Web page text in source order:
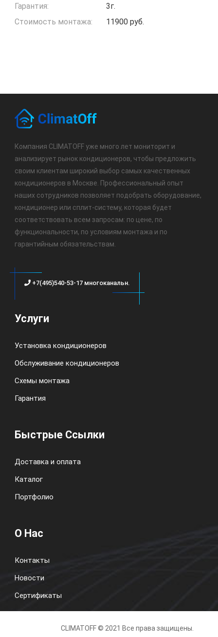
Гарантия:
3г.
Стоимость монтажа:
11900 руб.
Компания CLIMATOFF уже много лет мониторит и
анализирует рынок кондиционеров, чтобы предложить
своим клиентам широкий выбор самых качественных
кондиционеров в Москве. Профессиональный опыт
наших сотрудников позволяет подобрать оборудование,
кондиционер или сплит-систему, которая будет
соответствовать всем запросам: по цене, по
функциональности, по условиям монтажа и по
гарантийным обязательствам.
+7(495)540-53-17 многоканальн.
Услуги
Установка кондиционеров
Обслуживание кондиционеров
Схемы монтажа
Гарантия
Быстрые Ссылки
Доставка и оплата
Каталог
Портфолио
О Нас
Контакты
Новости
Сертификаты
CLIMATOFF © 2021 Все права защищены.